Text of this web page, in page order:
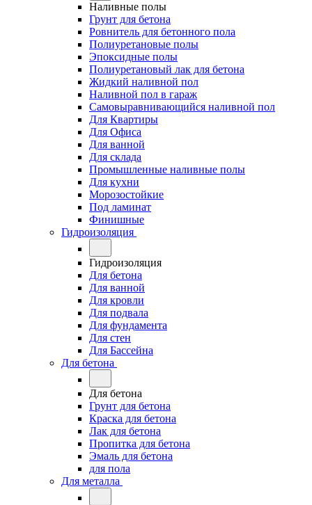
Наливные полы
Грунт для бетона
Ровнитель для бетонного пола
Полиуретановые полы
Эпоксидные полы
Полиуретановый лак для бетона
Жидкий наливной пол
Наливной пол в гараж
Самовыравнивающийся наливной пол
Для Квартиры
Для Офиса
Для ванной
Для склада
Промышленные наливные полы
Для кухни
Морозостойкие
Под ламинат
Финишные
Гидроизоляция
Гидроизоляция
Для бетона
Для ванной
Для кровли
Для подвала
Для фундамента
Для стен
Для Бассейна
Для бетона
Для бетона
Грунт для бетона
Краска для бетона
Лак для бетона
Пропитка для бетона
Эмаль для бетона
для пола
Для металла